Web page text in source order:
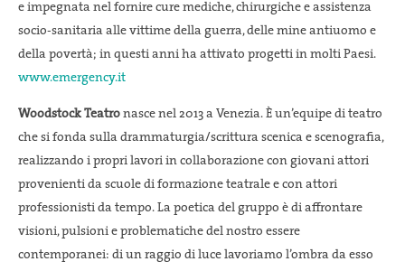
e impegnata nel fornire cure mediche, chirurgiche e assistenza
socio-sanitaria alle vittime della guerra, delle mine antiuomo e
della povertà; in questi anni ha attivato progetti in molti Paesi.
www.emergency.it
Woodstock Teatro nasce nel 2013 a Venezia. È un’equipe di teatro
che si fonda sulla drammaturgia/scrittura scenica e scenografia,
realizzando i propri lavori in collaborazione con giovani attori
provenienti da scuole di formazione teatrale e con attori
professionisti da tempo. La poetica del gruppo è di affrontare
visioni, pulsioni e problematiche del nostro essere
contemporanei: di un raggio di luce lavoriamo l’ombra da esso